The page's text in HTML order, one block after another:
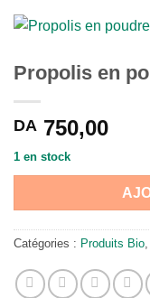
Propolis en
DA 750,00
1 en stock
Catégories : Produits Bio,